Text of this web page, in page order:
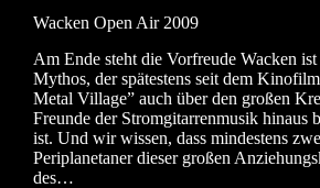
Wacken Open Air 2009
Am Ende steht die Vorfreude Wacken ist
Mythos, der spätestens seit dem
Metal Village” auch über den großen
Freunde der Stromgitarrenmusik hinaus
ist. Und wir wissen, dass mindestens
Periplanetaner dieser großen
des…